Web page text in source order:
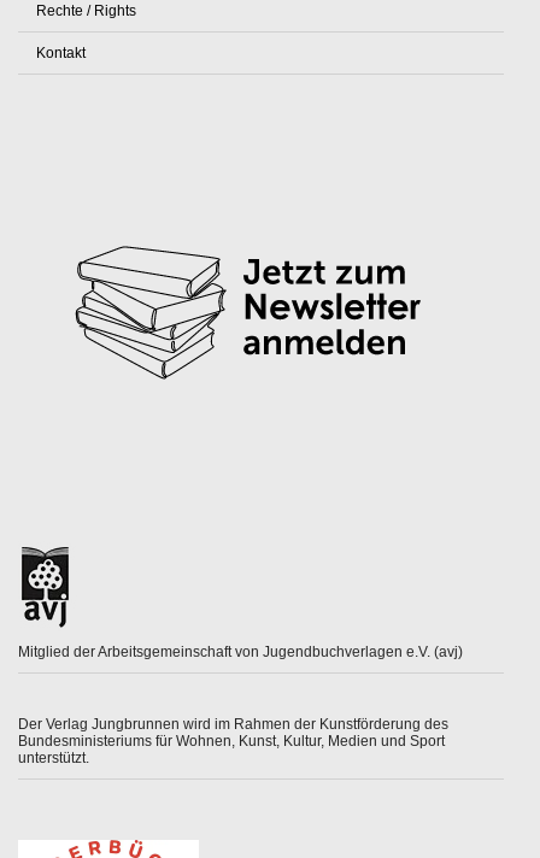
Rechte / Rights
Kontakt
Mitglied der Arbeitsgemeinschaft von Jugendbuchverlagen e.V. (avj)
Der Verlag Jungbrunnen wird im Rahmen der Kunstförderung des
Bundesministeriums für Wohnen, Kunst, Kultur, Medien und Sport
unterstützt.